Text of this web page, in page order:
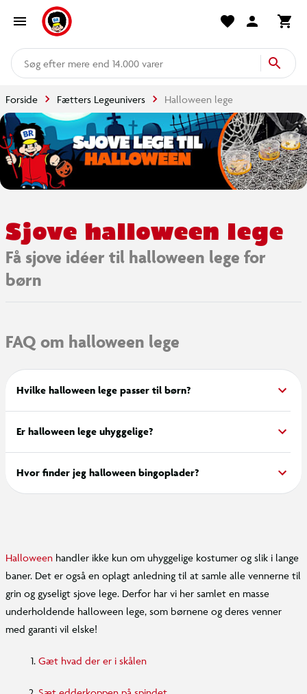
mere end 14.000 varer
Forside Fætters Legeunivers Halloween lege
Sjove halloween lege
Få sjove idéer til halloween lege for
børn
FAQ om halloween lege
Hvilke halloween lege passer til børn?
Er halloween lege uhyggelige?
Hvor finder jeg halloween bingoplader?
Halloween handler ikke kun om uhyggelige kostumer og slik i lange
baner. Det er også en oplagt anledning til at samle alle vennerne til
grin og gyseligt sjove lege. Derfor har vi her samlet en masse
underholdende halloween lege, som børnene og deres venner
med garanti vil elske!
Gæt hvad der er i skålen